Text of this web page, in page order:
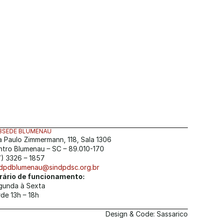
BLUMENAU
Paulo Zimmermann, 118, Sala 1306
Blumenau – SC – 89.010-170
3326 – 1857
de funcionamento:
à Sexta
13h – 18h
Design & Code: Sassarico